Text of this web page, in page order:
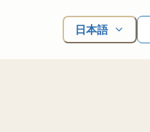
日本語